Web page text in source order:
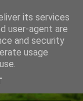
its services
user-agent are
and security
usage